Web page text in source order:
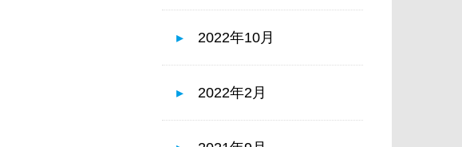
2022年10月
2022年2月